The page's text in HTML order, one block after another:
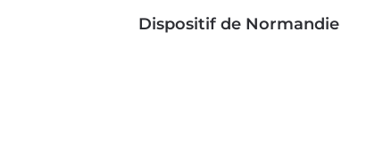
Dispositif de Normandie